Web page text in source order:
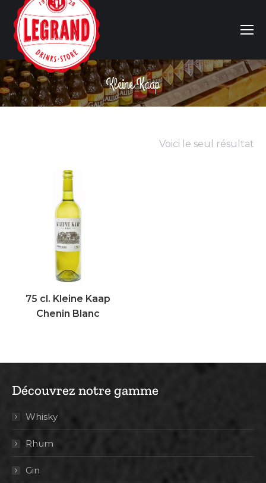
Kleine Kaap
Vous êtes ici :
Voici le seul résultat
75 cl. Kleine Kaap
Chenin Blanc
Découvrez notre gamme
Whisky
Rhum
Gin